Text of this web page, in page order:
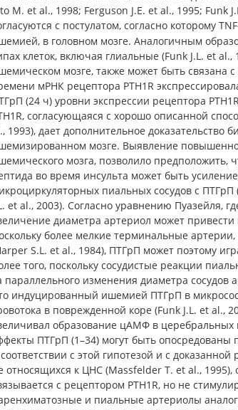
M. et al., 1998; Ferguson J.E. et al., 1995; Funk
с постулатом, согласно которому
в головном мозге. Аналогичным
клеток, включая глиальные (Funk J.L. et
мозге, также может быть связана
мРНК рецептора PTH1R
(24 ч) уровни экспрессии рецептора
согласующаяся с хорошо описанной
1993), дает дополнительное доказательство
мозге. Выявление
мозга, позволило предположить,
во время инсульта может быть
пиальных сосудов с
et al., 2003). Согласно уравнению Пуазейля,
диаметра артериол может
более мелкие терминальные
S.L. et al., 1984), ПТГрП может поэтому
того, поскольку сосудистые реакции
параллельного изменения диаметра сосудов
индуцированный ишемией ПТГрП в
в поврежденной коре (Funk J.L. et al.,
образование цАМФ в церебральных
ПТГрП (1–34) могут быть опосредованы
с этой гипотезой и с
относящихся к ЦНС (Massfelder T. et al.,
с рецептором PTH1R, но не
и пиальные артериолы